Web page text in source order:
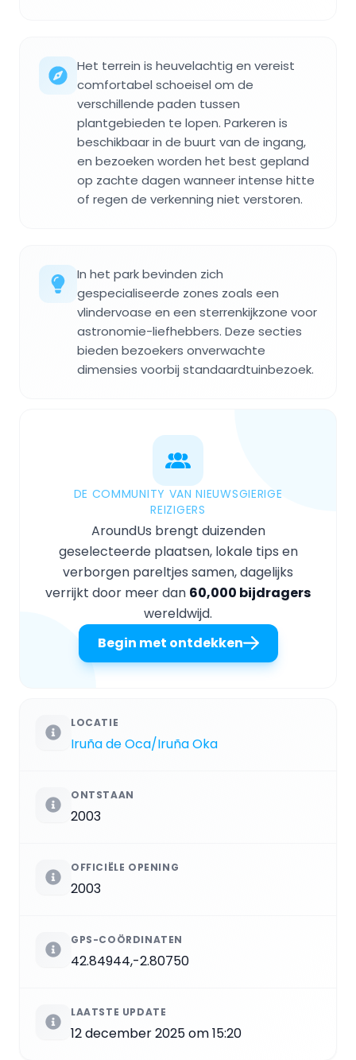
Het terrein is heuvelachtig en vereist
comfortabel schoeisel om de
verschillende paden tussen
plantgebieden te lopen. Parkeren is
beschikbaar in de buurt van de ingang,
en bezoeken worden het best gepland
op zachte dagen wanneer intense hitte
of regen de verkenning niet verstoren.
In het park bevinden zich
gespecialiseerde zones zoals een
vlindervoase en een sterrenkijkzone voor
astronomie-liefhebbers. Deze secties
bieden bezoekers onverwachte
dimensies voorbij standaardtuinbezoek.
DE COMMUNITY VAN NIEUWSGIERIGE
REIZIGERS
AroundUs brengt duizenden
geselecteerde plaatsen, lokale tips en
verborgen pareltjes samen, dagelijks
verrijkt door meer dan 60,000 bijdragers
wereldwijd.
Begin met ontdekken
LOCATIE
Iruña de Oca/Iruña Oka
ONTSTAAN
2003
OFFICIËLE OPENING
2003
GPS-COÖRDINATEN
42.84944,-2.80750
LAATSTE UPDATE
12 december 2025 om 15:20